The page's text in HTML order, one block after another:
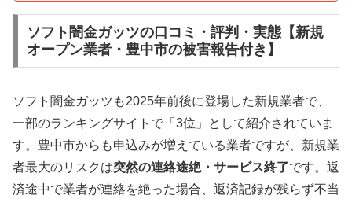
ソフト闇金ガッツの口コミ・評判・実態【新規
オープン業者・豊中市の被害報告付き】
ソフト闇金ガッツも2025年前後に登場した新規業者で、
一部のランキングサイトで「3位」として紹介されていま
す。豊中市からも申込みが増えている業者ですが、新規業
者最大のリスクは突然の連絡途絶・サービス終了です。返
済途中で業者が連絡を絶った場合、返済記録が残らず不当